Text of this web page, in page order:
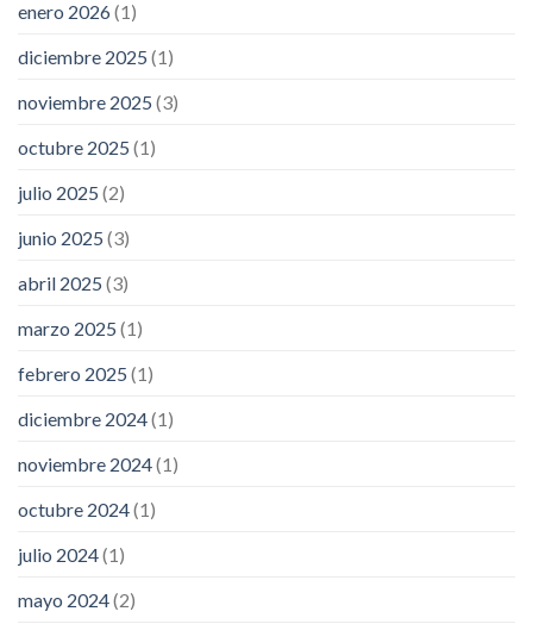
enero 2026(1)
diciembre 2025 (1)
noviembre 2025 (3)
octubre 2025 (1)
julio 2025 (2)
junio 2025 (3)
abril 2025 (3)
marzo 2025 (1)
febrero 2025 (1)
diciembre 2024(1)
noviembre 2024(1)
octubre 2024(1)
julio 2024(1)
mayo 2024(2)